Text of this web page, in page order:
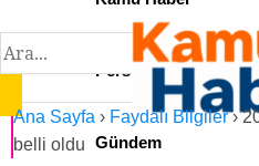
Personel İlan
Gündem
Ana Sayfa › Faydalı Bilgiler›
belli oldu